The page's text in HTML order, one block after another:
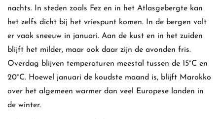
nachts. In steden zoals Fez en in het Atlasgebergte kan
het zelfs dicht bij het vriespunt komen. In de bergen valt
er vaak sneeuw in januari. Aan de kust en in het zuiden
blijft het milder, maar ook daar zijn de avonden fris.
Overdag blijven temperaturen meestal tussen de 15°C en
20°C. Hoewel januari de koudste maand is, blijft Marokko
over het algemeen warmer dan veel Europese landen in
de winter.